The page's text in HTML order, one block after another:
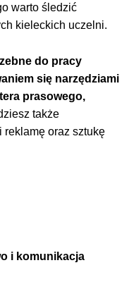
warto śledzić
kieleckich uczelni.
do pracy
się narzędziami
prasowego,
także
reklamę oraz sztukę
i komunikacja